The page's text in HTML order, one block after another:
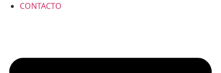
CONTACTO